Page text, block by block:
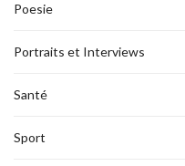
Poesie
Portraits et Interviews
Santé
Sport